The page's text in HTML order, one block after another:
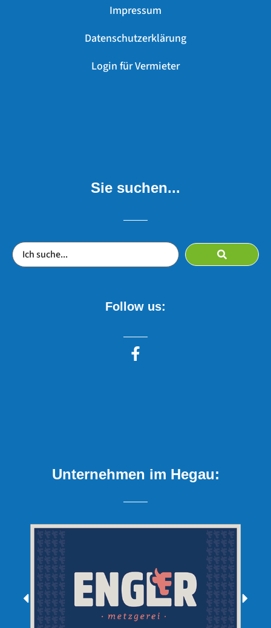
Impressum
Datenschutzerklärung
Login für Vermieter
Sie suchen...
Follow us:
Unternehmen im Hegau: